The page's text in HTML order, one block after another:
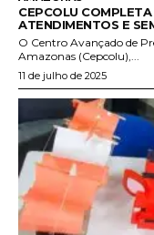
CEPCOLU
ATENDIMENTOS E
O Centro Avançado de
Amazonas (Cepcolu),...
11 de julho de 2025